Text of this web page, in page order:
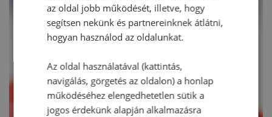
az oldal jobb működését, illetve, hogy
segítsen nekünk és partnereinknek átlátni,
hogyan használod az oldalunkat.
Az oldal használatával (kattintás,
navigálás, görgetés az oldalon) a honlap
működéséhez elengedhetetlen sütik a
jogos érdekünk alapján alkalmazásra